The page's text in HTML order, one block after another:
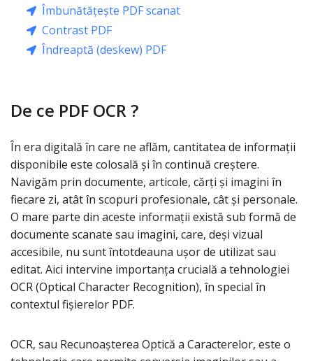
Îmbunătățește PDF scanat
Contrast PDF
Îndreaptă (deskew) PDF
De ce PDF OCR ?
În era digitală în care ne aflăm, cantitatea de informații
disponibile este colosală și în continuă creștere.
Navigăm prin documente, articole, cărți și imagini în
fiecare zi, atât în scopuri profesionale, cât și personale.
O mare parte din aceste informații există sub formă de
documente scanate sau imagini, care, deși vizual
accesibile, nu sunt întotdeauna ușor de utilizat sau
editat. Aici intervine importanța crucială a tehnologiei
OCR (Optical Character Recognition), în special în
contextul fișierelor PDF.
OCR, sau Recunoașterea Optică a Caracterelor, este o